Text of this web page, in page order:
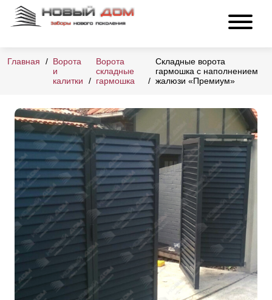
Главная
Ворота
и
калитки
Ворота
складные
гармошка
Складные ворота
гармошка с наполнением
жалюзи «Премиум»